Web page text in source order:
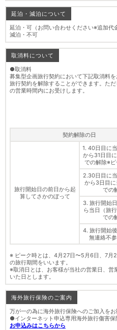
延泊・減泊について
延泊・可（お問い合わせください※追加代
減泊・不可
取消料について
●取消料
募集型企画旅行契約において下記取消料
旅行契約を解除することができます。た
の営業時間内にお受けします。
契約解除の日
旅行開始日の前日から起
算してさかのぼって
1. 40日目に
から31日目
での解除※
2.30日目に
から3日目に
での
3. 旅行開始
ら当日（旅
での
4. 旅行開始
無連絡不
※ ピーク時とは、4月27日〜5月6日、7月
の旅行期間をいいます。
※取消日とは、お客様が当社の営業日、
いた日とします。
海外旅行保険のご案内
万が一の為に海外旅行保険へのご加入をお
●インターネット申込専用海外旅行傷害
お申込みはこちらから